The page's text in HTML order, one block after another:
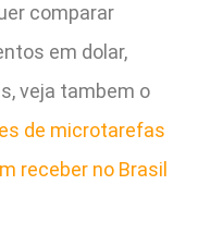
comparar
em dolar,
veja tambem o
de microtarefas
receber no Brasil